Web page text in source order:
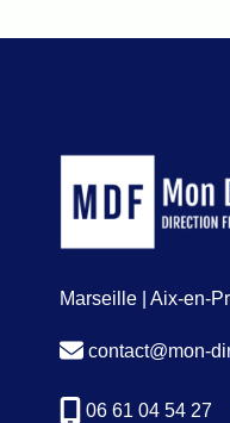
Marseille | Aix-en-
contact@mon-
06 61 04 54 27